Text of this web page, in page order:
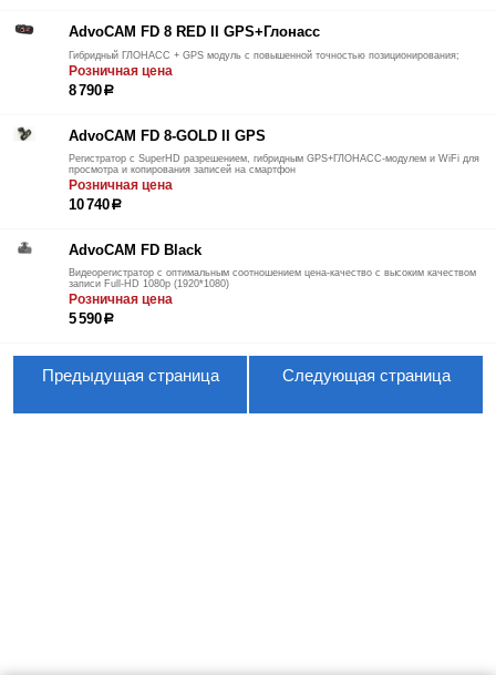
AdvoCAM FD 8 RED II GPS+Глонасс
Гибридный ГЛОНАСС + GPS модуль с повышенной точностью позиционирования;
Розничная цена
8 790р
AdvoCAM FD 8-GOLD II GPS
Регистратор с SuperHD разрешением, гибридным GPS+ГЛОНАСС-модулем и WiFi для
просмотра и копирования записей на смартфон
Розничная цена
10 740р
AdvoCAM FD Black
Видеорегистратор с оптимальным соотношением цена-качество с высоким качеством
записи Full-HD 1080p (1920*1080)
Розничная цена
5 590р
Предыдущая страница Следующая страница